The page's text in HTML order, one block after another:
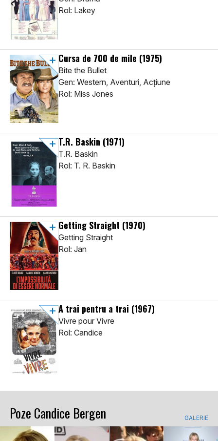
Rol: Lakey
Cursa de 700 de mile (1975)
Bite the Bullet
Gen: Western, Aventuri, Acţiune
Rol: Miss Jones
T.R. Baskin (1971)
T.R. Baskin
Rol: T. R. Baskin
Getting Straight (1970)
Getting Straight
Rol: Jan
A trai pentru a trai (1967)
Vivre pour Vivre
Rol: Candice
Poze Candice Bergen GALERIE